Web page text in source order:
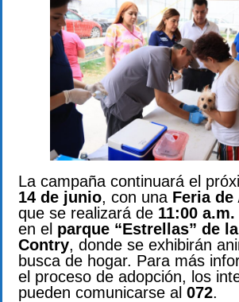
La campaña continuará el
14 de junio, con una Feria de
que se realizará de 11:00
en el parque “Estrellas” de
Contry, donde se exhibirán
busca de hogar. Para más
el proceso de adopción, los
pueden comunicarse al 072.